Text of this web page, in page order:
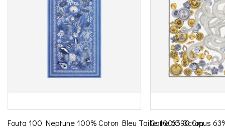
Fouta 100 Neptune 100% Coton Bleu Taille 100X190 Cm
Carre 65 Octopus